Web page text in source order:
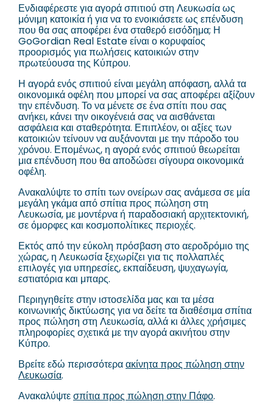
Ενδιαφέρεστε για αγορά σπιτιού στη Λευκωσία ως
μόνιμη κατοικία ή για να το ενοικιάσετε ως επένδυση
που θα σας αποφέρει ένα σταθερό εισόδημα; Η
GoGordian Real Estate είναι ο κορυφαίος
προορισμός για πωλήσεις κατοικιών στην
πρωτεύουσα της Κύπρου.
Η αγορά ενός σπιτιού είναι μεγάλη απόφαση, αλλά τα
οικονομικά οφέλη που μπορεί να σας αποφέρει αξίζουν
την επένδυση. Το να μένετε σε ένα σπίτι που σας
ανήκει, κάνει την οικογένειά σας να αισθάνεται
ασφάλεια και σταθερότητα. Επιπλέον, οι αξίες των
κατοικιών τείνουν να αυξάνονται με την πάροδο του
χρόνου. Επομένως, η αγορά ενός σπιτιού θεωρείται
μια επένδυση που θα αποδώσει σίγουρα οικονομικά
οφέλη.
Ανακαλύψτε το σπίτι των ονείρων σας ανάμεσα σε μία
μεγάλη γκάμα από σπίτια προς πώληση στη
Λευκωσία, με μοντέρνα ή παραδοσιακή αρχιτεκτονική,
σε όμορφες και κοσμοπολίτικες περιοχές.
Εκτός από την εύκολη πρόσβαση στο αεροδρόμιο της
χώρας, η Λευκωσία ξεχωρίζει για τις πολλαπλές
επιλογές για υπηρεσίες, εκπαίδευση, ψυχαγωγία,
εστιατόρια και μπαρς.
Περιηγηθείτε στην ιστοσελίδα μας και τα μέσα
κοινωνικής δικτύωσης για να δείτε τα διαθέσιμα σπίτια
προς πώληση στη Λευκωσία, αλλά κι άλλες χρήσιμες
πληροφορίες σχετικά με την αγορά ακινήτου στην
Κύπρο.
Βρείτε εδώ περισσότεραακίνητα προς πώληση στην
Λευκωσία.
Ανακαλύψτεσπίτια προς πώληση στην Πάφο.